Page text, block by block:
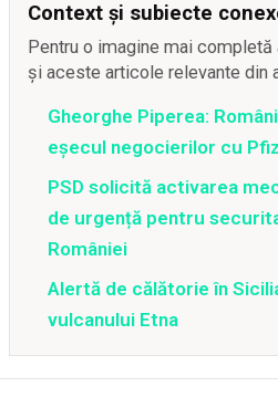
Context și subiecte
Pentru o imagine mai
și aceste articole relevante din
Gheorghe Piperea:
eșecul negocierilor cu
PSD solicită activarea
de urgență pentru
României
Alertă de călătorie în
vulcanului Etna